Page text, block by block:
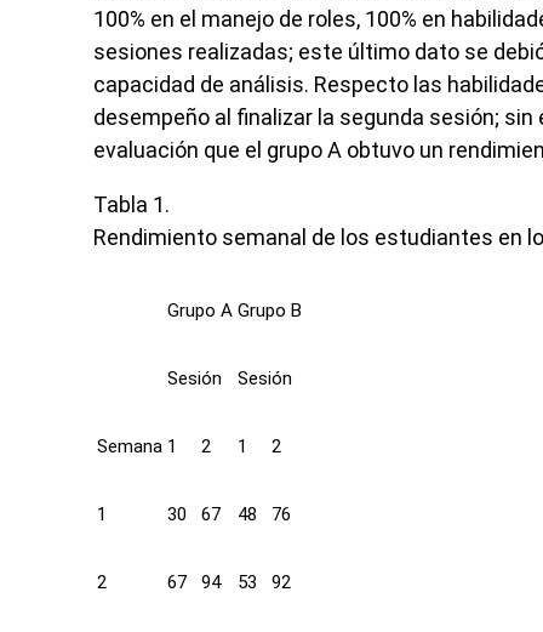
100% en el manejo de roles, 100% en
sesiones realizadas; este último dato se
capacidad de análisis. Respecto las
desempeño al finalizar la segunda sesión;
evaluación que el grupo A obtuvo un
Tabla 1.
Rendimiento semanal de los estudiantes en
Grupo A Grupo B
Sesión Sesión
Semana 1 2 1 2
1 30 67 48 76
2 67 94 53 92